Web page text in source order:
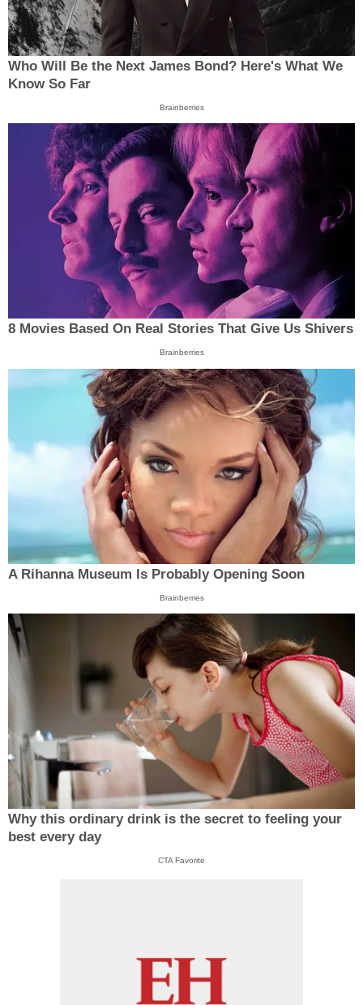
Who Will Be the Next James Bond? Here's What We
Know So Far
Brainberries
8 Movies Based On Real Stories That Give Us Shivers
Brainberries
A Rihanna Museum Is Probably Opening Soon
Brainberries
Why this ordinary drink is the secret to feeling your
best every day
CTA Favorite